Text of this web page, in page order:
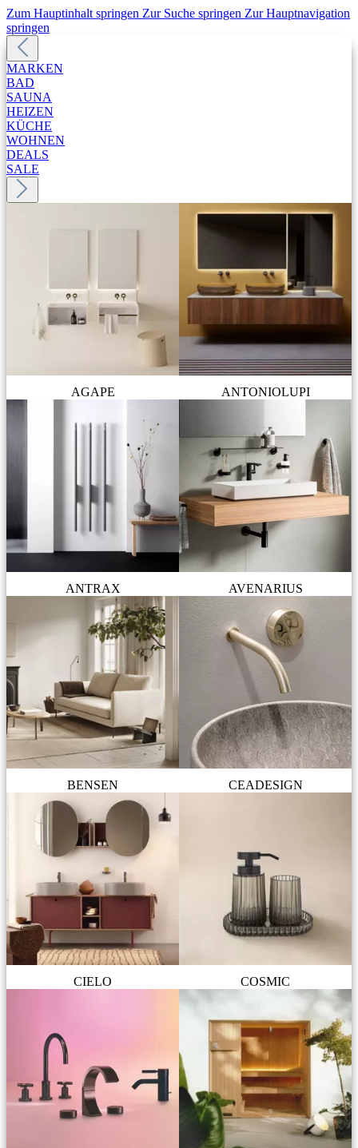
Zum Hauptinhalt springen Zur Suche springen Zur Hauptnavigation
springen
MARKEN
BAD
SAUNA
HEIZEN
KÜCHE
WOHNEN
DEALS
SALE
AGAPE ANTONIOLUPI
ANTRAX AVENARIUS
BENSEN CEADESIGN
CIELO COSMIC